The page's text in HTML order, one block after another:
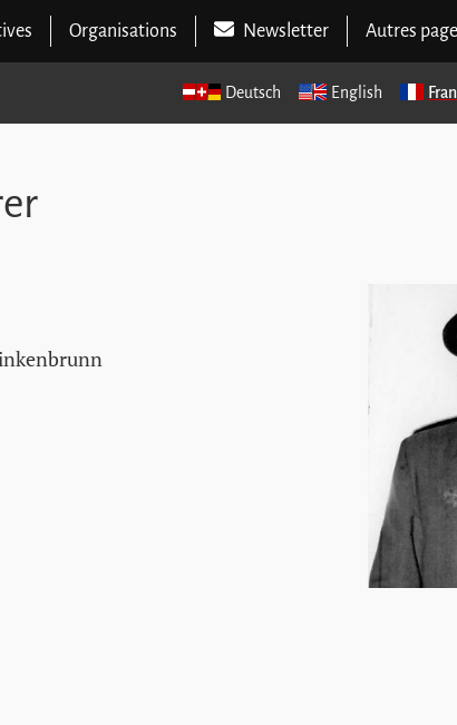
Organisations Newsletter Autres
Deutsch English